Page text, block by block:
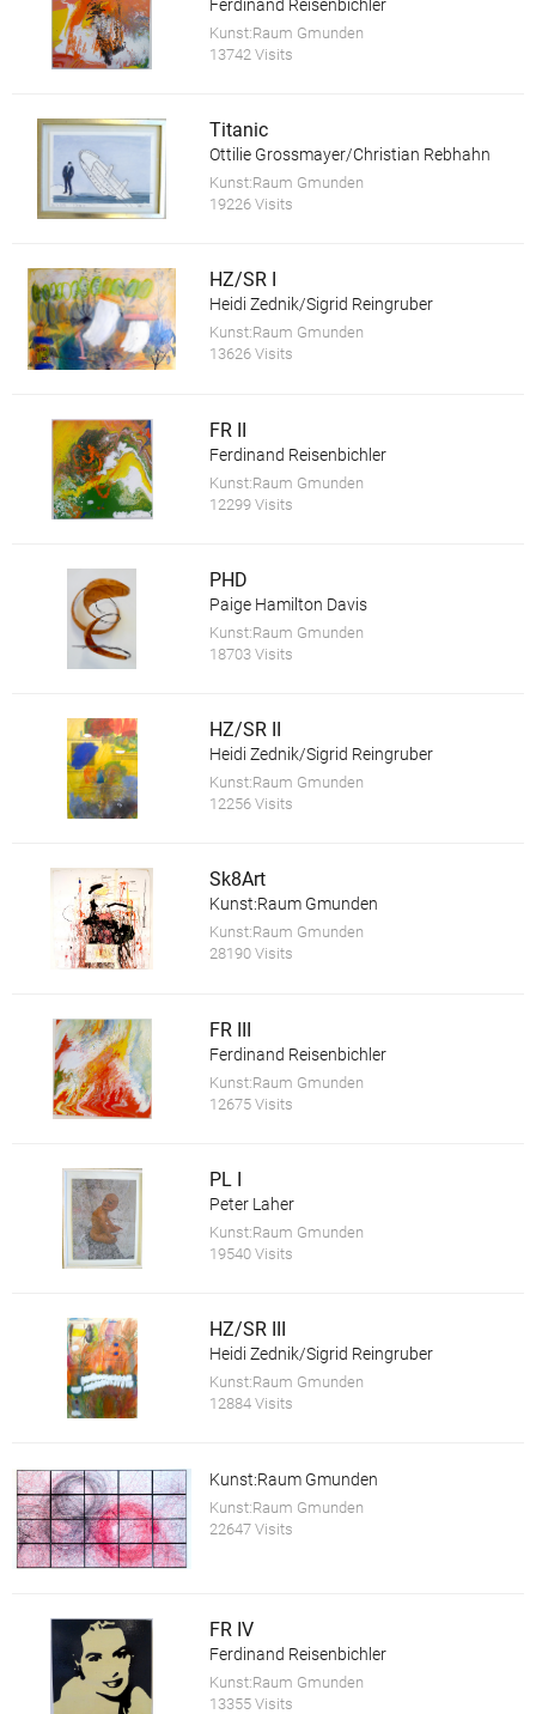
Ferdinand Reisenbichler
Kunst:Raum Gmunden
13742 Visits
Titanic
Ottilie Grossmayer/Christian Rebhahn
Kunst:Raum Gmunden
19226 Visits
HZ/SR I
Heidi Zednik/Sigrid Reingruber
Kunst:Raum Gmunden
13626 Visits
FR II
Ferdinand Reisenbichler
Kunst:Raum Gmunden
12299 Visits
PHD
Paige Hamilton Davis
Kunst:Raum Gmunden
18703 Visits
HZ/SR II
Heidi Zednik/Sigrid Reingruber
Kunst:Raum Gmunden
12256 Visits
Sk8Art
Kunst:Raum Gmunden
Kunst:Raum Gmunden
28190 Visits
FR III
Ferdinand Reisenbichler
Kunst:Raum Gmunden
12675 Visits
PL I
Peter Laher
Kunst:Raum Gmunden
19540 Visits
HZ/SR III
Heidi Zednik/Sigrid Reingruber
Kunst:Raum Gmunden
12884 Visits
Kunst:Raum Gmunden
Kunst:Raum Gmunden
22647 Visits
FR IV
Ferdinand Reisenbichler
Kunst:Raum Gmunden
13355 Visits